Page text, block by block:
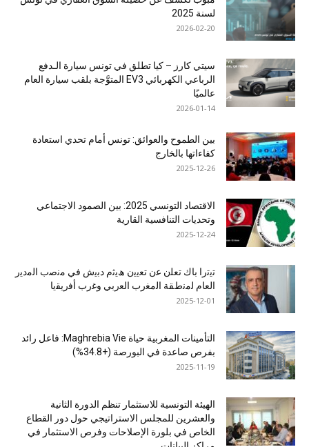
لسنة 2025
2026-02-20
سيتي كارز – كيا تطلق في تونس سيارة الـدفع
الرباعي الكهربائي EV3 المتوَّجة بلقب سيارة العام
عالميًا
2026-01-14
بين الطموح والعوائق: تونس أمام تحدي استعادة
كفاءاتها بالخارج
2025-12-26
الاقتصاد التونسي 2025: بين الصمود الاجتماعي
وتحديات التنافسية القارية
2025-12-24
ﺗﯾﺗرا ﺑﺎك ﺗﻌﻠن ﻋن ﺗﻌﯾﯾن ھﯾﺛم دﺑﯾش ﻓﻲ ﻣﻧﺻب اﻟﻣدﯾر
اﻟﻌﺎم ﻟﻣﻧطﻘﺔ اﻟﻣﻐرب اﻟﻌرﺑﻲ وﻏرب أﻓرﯾﻘﯾﺎ
2025-12-01
التأمينات المغربية حياة Maghrebia Vie: فاعل رائد
بفرص صاعدة في البورصة (+34.8%)
2025-11-19
الهيئة التونسية للاستثمار تنظم الدورة الثانية
والعشرين للمجلس الاستراتيجي حول دور القطاع
الخاص في بلورة الإصلاحات وفرص الاستثمار في